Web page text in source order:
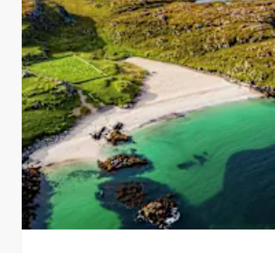
Frankreich
Schweden
Dänemark
Norwegen